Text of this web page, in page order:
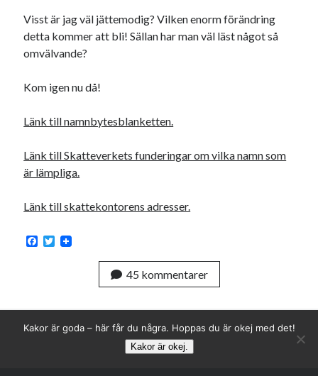
Pejpalla!
Swish: 070-8885542
Visst är jag väl jättemodig? Vilken enorm förändring
detta kommer att bli! Sällan har man väl läst något så
omvälvande?
Kom igen nu då!
Länk till namnbytesblanketten.
Länk till Skatteverkets funderingar om vilka namn som
är lämpliga.
Länk till skattekontorens adresser.
F
o
T
r
45 kommentarer
Kakor är goda – här får du några. Hoppas du är okej med det!
Kakor är okej.